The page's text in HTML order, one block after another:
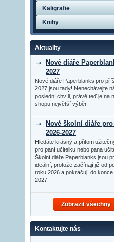
Kaligrafie
Knihy
Aktuality
Nové diáře
2027
Nové diáře Paperblanks pro
2027 jsou tady! Nenechávejte
poslední chvíli, právě teď je na
shopu největší výběr.
Nové školní diáře
2026-2027
Hledáte krásný a přitom
pro paní učitelku nebo pana
Školní diáře Paperblanks jsou
ideální, protože začínají již od
roku 2026 a pokračují do
2027.
Zobrazit všechny
Kontaktujte nás